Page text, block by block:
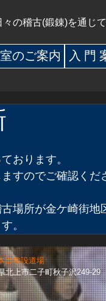
の稽古(鍛錬)を通じ
のご案内 入 門
おります。
すのでご確認くだ
場所が金ケ崎街地
。
部常設道場
北上市二子町秋子沢249-29